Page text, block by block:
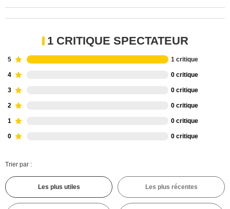
1 CRITIQUE SPECTATEUR
5 1 critique
4 0 critique
3 0 critique
2 0 critique
1 0 critique
0 0 critique
Trier par :
Les plus utiles Les plus récentes